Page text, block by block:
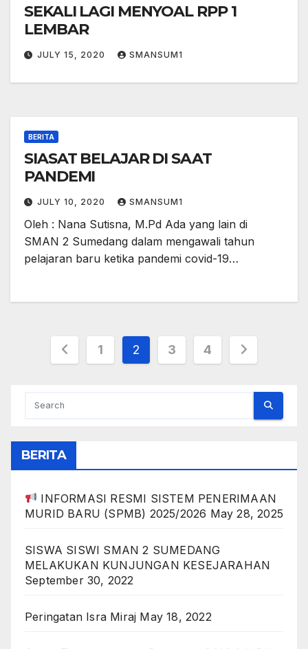
SEKALI LAGI MENYOAL RPP 1
LEMBAR
JULY 15, 2020 SMANSUM1
BERITA
SIASAT BELAJAR DI SAAT
PANDEMI
JULY 10, 2020 SMANSUM1
Oleh : Nana Sutisna, M.Pd Ada yang lain di
SMAN 2 Sumedang dalam mengawali tahun
pelajaran baru ketika pandemi covid-19…
Posts
1 2 3 4
BERITA
INFORMASI RESMI SISTEM PENERIMAAN
MURID BARU (SPMB) 2025/2026 May 28, 2025
SISWA SISWI SMAN 2 SUMEDANG
MELAKUKAN KUNJUNGAN KESEJARAHAN
September 30, 2022
Peringatan Isra Miraj May 18, 2022